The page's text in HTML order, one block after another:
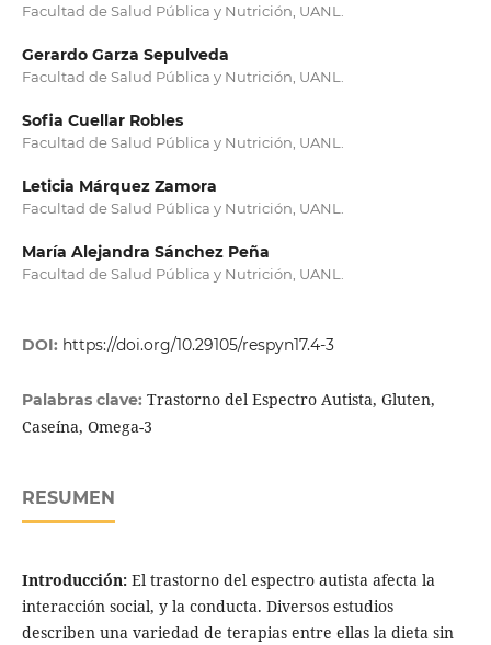
Facultad de Salud Pública y Nutrición, UANL.
Gerardo Garza Sepulveda
Facultad de Salud Pública y Nutrición, UANL.
Sofia Cuellar Robles
Facultad de Salud Pública y Nutrición, UANL.
Leticia Márquez Zamora
Facultad de Salud Pública y Nutrición, UANL.
María Alejandra Sánchez Peña
Facultad de Salud Pública y Nutrición, UANL.
DOI: https://doi.org/10.29105/respyn17.4-3
Palabras clave: Trastorno del Espectro Autista, Gluten,
Caseína, Omega-3
RESUMEN
Introducción: El trastorno del espectro autista afecta la
interacción social, y la conducta. Diversos estudios
describen una variedad de terapias entre ellas la dieta sin